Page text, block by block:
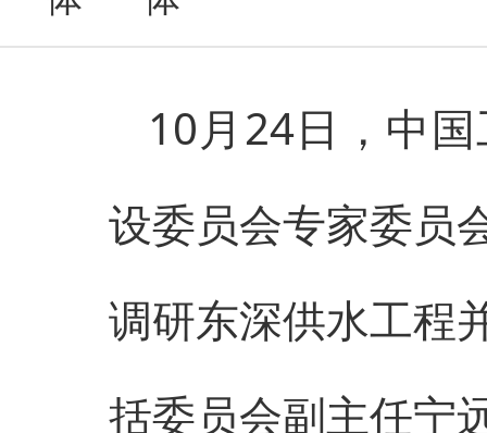
10月24日，中
设委员会专家委员
调研东深供水工程
括委员会副主任宁